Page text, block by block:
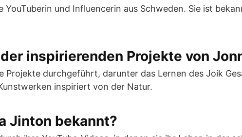
und Influencerin aus Schweden. Sie ist
inspirierenden Projekte von
durchgeführt, darunter das Lernen des Joik
inspiriert von der Natur.
Jinton bekannt?